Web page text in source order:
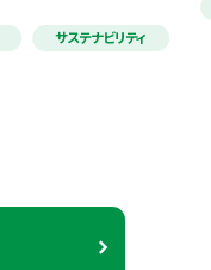
サステナビリティ